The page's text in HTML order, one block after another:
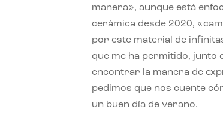
manera», aunque está
cerámica desde 2020,
por este material de
que me ha permitido, junto
encontrar la manera de
pedimos que nos cuente
un buen día de verano.